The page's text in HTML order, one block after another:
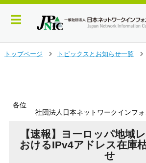
トップページ
トピックスとお知らせ一覧
各位
社団法人日本ネットワークインフ
【速報】ヨーロッパ地域
おけるIPv4アドレス在庫
せ